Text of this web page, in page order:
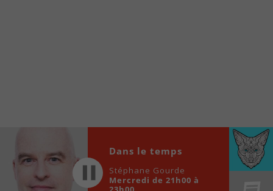
locale vous sont maintenant accessibles en un clic!
Audio
Player
00:00 00:00
Dans le temps
Stéphane Gourde
Mercredi de 21h00 à